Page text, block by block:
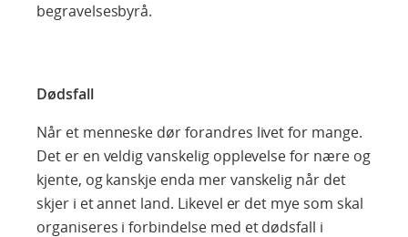
begravelsesbyrå.
Dødsfall
Når et menneske dør forandres livet for mange.
Det er en veldig vanskelig opplevelse for nære og
kjente, og kanskje enda mer vanskelig når det
skjer i et annet land. Likevel er det mye som skal
organiseres i forbindelse med et dødsfall i